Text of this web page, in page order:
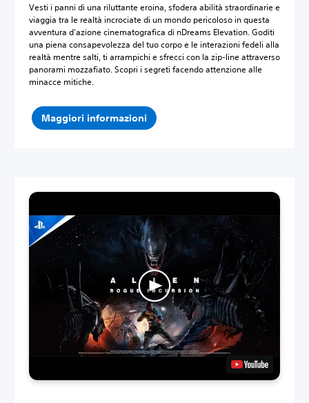
Vesti i panni di una riluttante eroina, sfodera abilità straordinarie e
viaggia tra le realtà incrociate di un mondo pericoloso in questa
avventura d'azione cinematografica di nDreams Elevation. Goditi
una piena consapevolezza del tuo corpo e le interazioni fedeli alla
realtà mentre salti, ti arrampichi e sfrecci con la zip-line attraverso
panorami mozzafiato. Scopri i segreti facendo attenzione alle
minacce mitiche.
Maggiori informazioni